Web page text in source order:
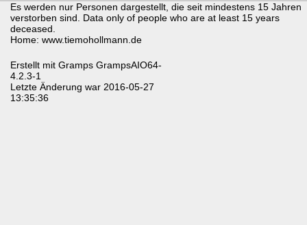
Es werden nur Personen dargestellt, die seit mindestens 15 Jahren
verstorben sind. Data only of people who are at least 15 years
deceased.
Home: www.tiemohollmann.de
Erstellt mit Gramps GrampsAIO64-
4.2.3-1
Letzte Änderung war 2016-05-27
13:35:36